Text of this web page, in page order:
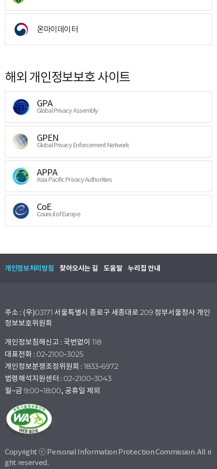
온마이데이터
해외 개인정보보호 사이트
GPA
Global Privacy Assembly
GPEN
Global Privacy Enforcement Network
APPA
Asia Pacific Privacy Authorities
CoE
Council of Europe
개인정보처리방침 찾아오시는 길 도움말 누리집 안내
주소 : (우)03171 서울특별시 종로구 세종대로 209 정부서울청사 개인
정보보호위원회
개인정보침해신고 : 국번없이 118
대표전화 : 02-2100-3025
개인정보분쟁조정위원회 : 1833-6972
법령해석지원센터 : 02-2100-3043
월~금 9:00~18:00, 공휴일 제외
Copyright ⓒ Personal Information Protection Commission. All ri
ght reserved.